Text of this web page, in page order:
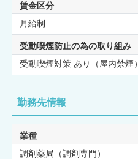
賃金区分
月給制
受動喫煙防止の為の取り組み
受動喫煙対策 あり（屋内禁煙）
勤務先情報
業種
調剤薬局（調剤専門）